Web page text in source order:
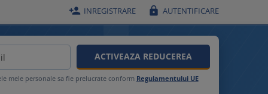
 INREGISTRARE  AUTENTIFICARE
ACTIVEAZA REDUCEREA
mele personale sa fie prelucrate conform Regulamentului UE